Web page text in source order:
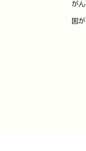
が
国